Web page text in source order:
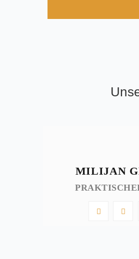
MILIJAN